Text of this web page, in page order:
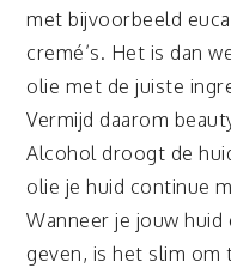
met bijvoorbeeld
cremé’s. Het is dan
olie met de juiste
Vermijd daarom
Alcohol droogt de
olie je huid continue
Wanneer je jouw
geven, is het slim om